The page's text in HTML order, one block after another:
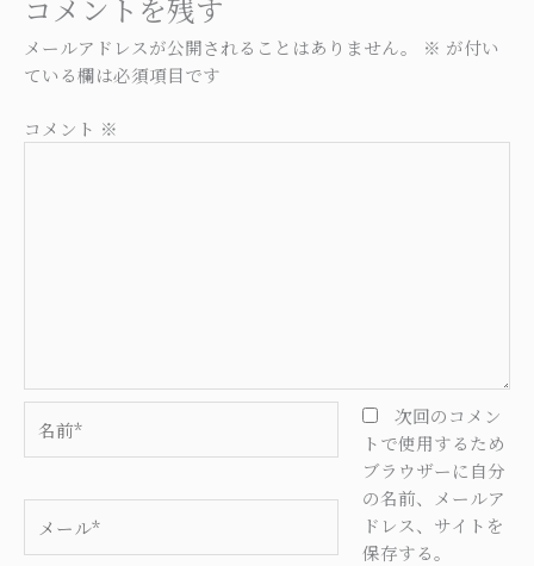
コメントを残す
メールアドレスが公開されることはありません。 ※ が付い
ている欄は必須項目です
コメント ※
前
ー
次回のコメン
トで使用するため
ブラウザーに自分
の名前、メールア
ドレス、サイトを
保存する。